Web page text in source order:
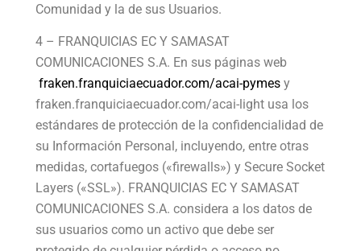
Comunidad y la de sus Usuarios.
4 – FRANQUICIAS EC Y SAMASAT
COMUNICACIONES S.A. En sus páginas web
fraken.franquiciaecuador.com/acai-pymesy
fraken.franquiciaecuador.com/acai-light usa los
estándares de protección de la confidencialidad de
su Información Personal, incluyendo, entre otras
medidas, cortafuegos («firewalls») y Secure Socket
Layers («SSL»). FRANQUICIAS EC Y SAMASAT
COMUNICACIONES S.A. considera a los datos de
sus usuarios como un activo que debe ser